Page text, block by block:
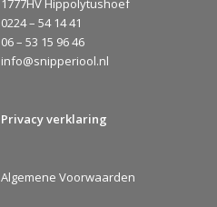
1777HV Hippolytushoef
0224 – 54 14 41
06 – 53 15 96 46
info@snipperiool.nl
Privacy verklaring
Algemene Voorwaarden